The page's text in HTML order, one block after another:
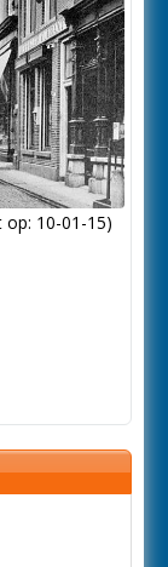
10-01-15)